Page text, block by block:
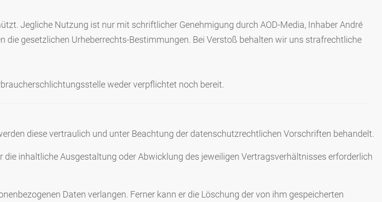
Jegliche Nutzung ist nur mit schriftlicher Genehmigung durch AOD-Media, Inhaber André
die gesetzlichen Urheberrechts-Bestimmungen. Bei Verstoß behalten wir uns strafrechtliche
weder verpflichtet noch bereit.
diese vertraulich und unter Beachtung der datenschutzrechtlichen Vorschriften behandelt.
inhaltliche Ausgestaltung oder Abwicklung des jeweiligen Vertragsverhältnisses erforderlich
Daten verlangen. Ferner kann er die Löschung der von ihm gespeicherten